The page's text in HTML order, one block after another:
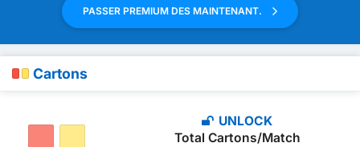
PASSER PREMIUM DES MAINTENANT.
Cartons
UNLOCK
Total Cartons/Match